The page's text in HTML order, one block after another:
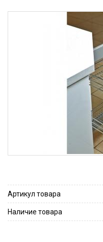
Артикул товара
Наличие товара